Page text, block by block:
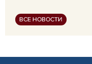
ВСЕ НОВОСТИ